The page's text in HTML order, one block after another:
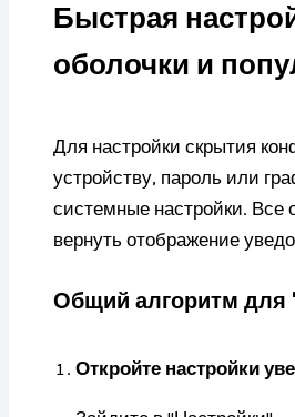
Быстрая
оболочки и
Для настройки скрытия
устройству, пароль или
системные настройки.
вернуть отображение
Общий алгоритм для
Откройте настройки